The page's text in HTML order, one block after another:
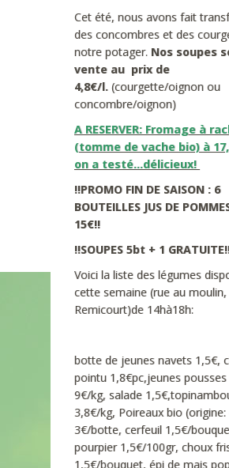
Cet été, nous avons fait
des concombres et des
notre potager. Nos soupes
vente au prix de
4,8€/l. (courgette/oignon ou
concombre/oignon)
A RESERVER: Fromage à
(tomme de vache bio) à
on a testé…délicieux!
!!PROMO FIN DE SAISON : 6
BOUTEILLES JUS DE
15€!!
!!SOUPES 5bt + 1
Voici la liste des légumes
cette semaine (rue au
Remicourt)de 14hà18h:
botte de jeunes navets 1,5€,
pointu 1,8€pc,jeunes pousses
9€/kg, salade
3,8€/kg, Poireaux bio
3€/botte, cerfeuil 1,5€/
pourpier 1,5€/100gr, choux
1,5€/bouquet, épi de mais